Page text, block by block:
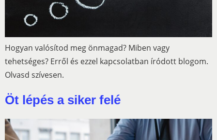
Hogyan valósítod meg önmagad? Miben vagy
tehetséges? Erről és ezzel kapcsolatban íródott blogom.
Olvasd szívesen.
Öt lépés a siker felé